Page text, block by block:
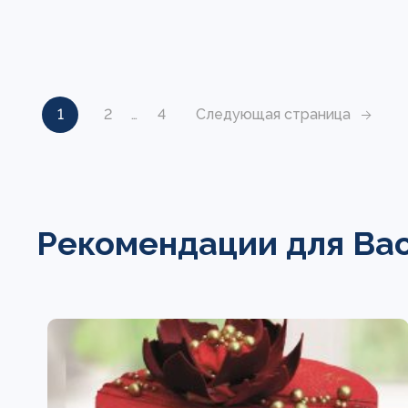
1 2 … 4 Следующая страница
Рекомендации для